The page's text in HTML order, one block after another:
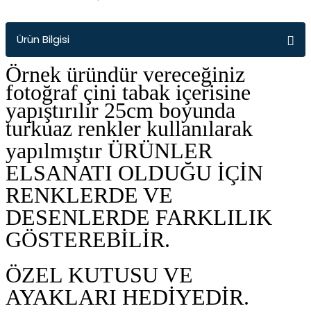
Ürün Bilgisi
Örnek üründür vereceğiniz
fotoğraf çini tabak içerisine
yapıştırılır 25cm boyunda
turkuaz renkler kullanılarak
yapılmıştır ÜRÜNLER
ELSANATI OLDUĞU İÇİN
RENKLERDE VE
DESENLERDE FARKLILIK
GÖSTEREBİLİR.
ÖZEL KUTUSU VE
AYAKLARI HEDİYEDİR.